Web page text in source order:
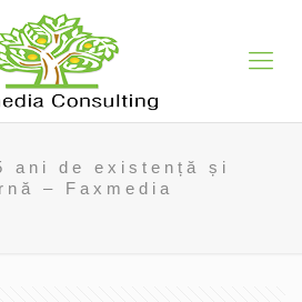
ani de existență și
– Faxmedia